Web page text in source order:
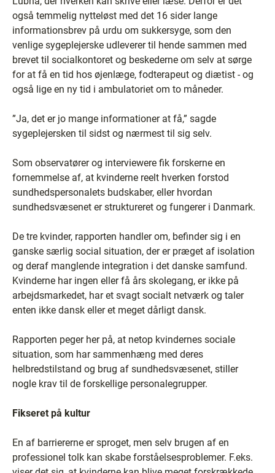
også temmelig nytteløst med det 16 sider lange
informationsbrev på urdu om sukkersyge, som den
venlige sygeplejerske udleverer til hende sammen med
brevet til socialkontoret og beskederne om selv at sørge
for at få en tid hos øjenlæge, fodterapeut og diætist - og
også lige en ny tid i ambulatoriet om to måneder.
”Ja, det er jo mange informationer at få,” sagde
sygeplejersken til sidst og nærmest til sig selv.
Som observatører og interviewere fik forskerne en
fornemmelse af, at kvinderne reelt hverken forstod
sundhedspersonalets budskaber, eller hvordan
sundhedsvæsenet er struktureret og fungerer i Danmark.
De tre kvinder, rapporten handler om, befinder sig i en
ganske særlig social situation, der er præget af isolation
og deraf manglende integration i det danske samfund.
Kvinderne har ingen eller få års skolegang, er ikke på
arbejdsmarkedet, har et svagt socialt netværk og taler
enten ikke dansk eller et meget dårligt dansk.
Rapporten peger her på, at netop kvindernes sociale
situation, som har sammenhæng med deres
helbredstilstand og brug af sundhedsvæsenet, stiller
nogle krav til de forskellige personalegrupper.
Fikseret på kultur
En af barriererne er sproget, men selv brugen af en
professionel tolk kan skabe forståelsesproblemer. F.eks.